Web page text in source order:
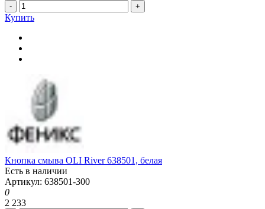
- +
Купить
Кнопка смыва OLI River 638501, белая
Есть в наличии
Артикул: 638501-300
0
2 233